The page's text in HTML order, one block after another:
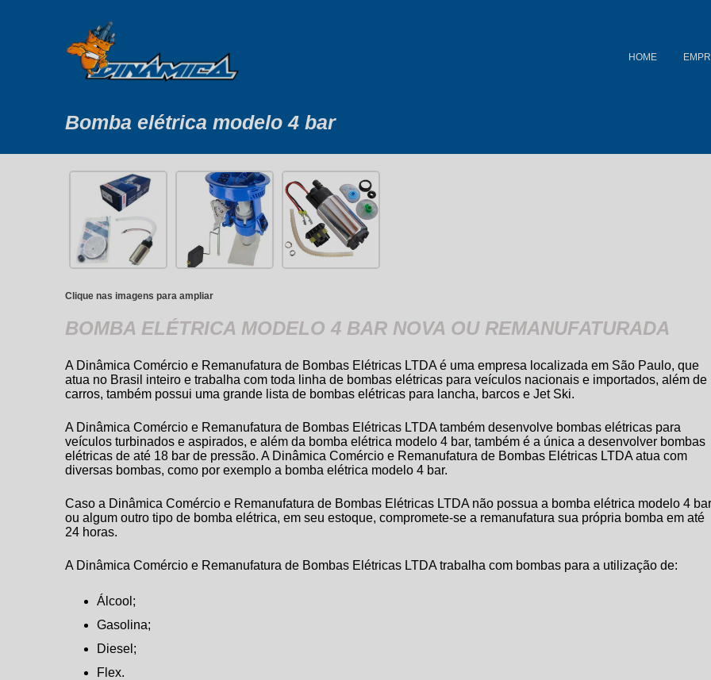
HOME
Bomba elétrica modelo 4 bar
Clique nas imagens para ampliar
BOMBA ELÉTRICA MODELO 4 BAR NOVA OU REMANUFATURADA
A Dinâmica Comércio e Remanufatura de Bombas Elétricas LTDA é uma empresa localizada em São Paulo, que
atua no Brasil inteiro e trabalha com toda linha de bombas elétricas para veículos nacionais e importados, além de
carros, também possui uma grande lista de bombas elétricas para lancha, barcos e Jet Ski.
A Dinâmica Comércio e Remanufatura de Bombas Elétricas LTDA também desenvolve bombas elétricas para
veículos turbinados e aspirados, e além da bomba elétrica modelo 4 bar, também é a única a desenvolver bombas
elétricas de até 18 bar de pressão. A Dinâmica Comércio e Remanufatura de Bombas Elétricas LTDA atua com
diversas bombas, como por exemplo a bomba elétrica modelo 4 bar.
Caso a Dinâmica Comércio e Remanufatura de Bombas Elétricas LTDA não possua a bomba elétrica modelo 4 bar
ou algum outro tipo de bomba elétrica, em seu estoque, compromete-se a remanufatura sua própria bomba em até
24 horas.
A Dinâmica Comércio e Remanufatura de Bombas Elétricas LTDA trabalha com bombas para a utilização de:
Álcool;
Gasolina;
Diesel;
Flex.